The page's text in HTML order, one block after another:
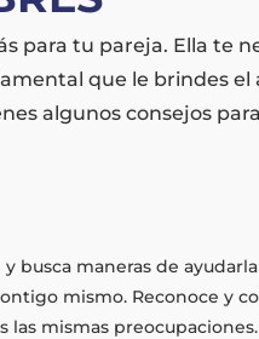
para tu pareja. Ella te
que le brindes
algunos consejos
maneras de
mismo. Reconoce y
las mismas preocupaciones.